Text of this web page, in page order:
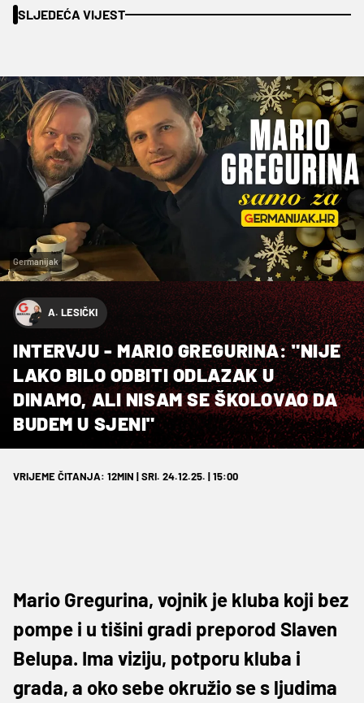
SLJEDEĆA VIJEST
Germanijak
A. LESIČKI
INTERVJU - MARIO GREGURINA: "NIJE
LAKO BILO ODBITI ODLAZAK U
DINAMO, ALI NISAM SE ŠKOLOVAO DA
BUDEM U SJENI"
VRIJEME ČITANJA: 12MIN | SRI. 24.12.25. | 15:00
Mario Gregurina, vojnik je kluba koji bez
pompe i u tišini gradi preporod Slaven
Belupa. Ima viziju, potporu kluba i
grada, a oko sebe okružio se s ljudima